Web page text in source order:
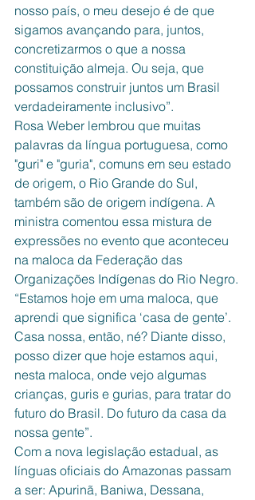
nosso país, o meu desejo é de que
sigamos avançando para, juntos,
concretizarmos o que a nossa
constituição almeja. Ou seja, que
possamos construir juntos um Brasil
verdadeiramente inclusivo”.
Rosa Weber lembrou que muitas
palavras da língua portuguesa, como
"guri" e "guria", comuns em seu estado
de origem, o Rio Grande do Sul,
também são de origem indígena. A
ministra comentou essa mistura de
expressões no evento que aconteceu
na maloca da Federação das
Organizações Indígenas do Rio Negro.
“Estamos hoje em uma maloca, que
aprendi que significa ‘casa de gente’.
Casa nossa, então, né? Diante disso,
posso dizer que hoje estamos aqui,
nesta maloca, onde vejo algumas
crianças, guris e gurias, para tratar do
futuro do Brasil. Do futuro da casa da
nossa gente”.
Com a nova legislação estadual, as
línguas oficiais do Amazonas passam
a ser: Apurinã, Baniwa, Dessana,